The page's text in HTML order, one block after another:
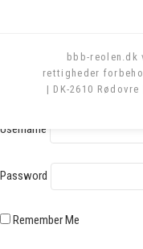
bbb-reolen.dk
rettigheder
| DK-2610
Log in
Username
Password
Remember Me